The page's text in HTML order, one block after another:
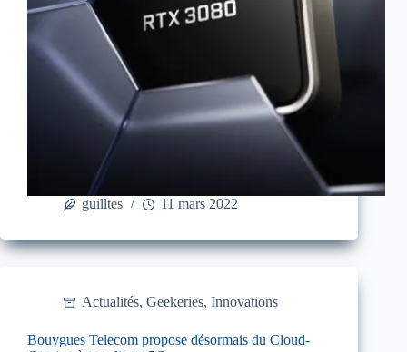
guilltes 11 mars 2022
Actualités, Geekeries, Innovations
Bouygues Telecom propose désormais du Cloud-